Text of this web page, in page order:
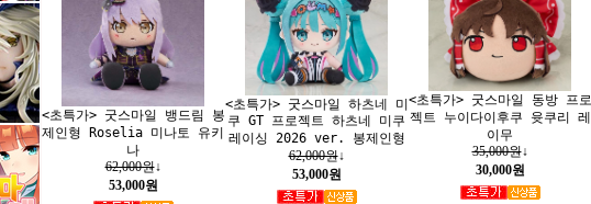
<초특가> 굿스마일 뱅드림 봉
제인형 Roselia 미나토 유키
나
62,000원↓
53,000원
<초특가> 굿스마일 하츠네 미
쿠 GT 프로젝트 하츠네 미쿠
레이싱 2026 ver. 봉제인형
62,000원↓
53,000원
<초특가> 굿스마일 동방 프로
젝트 누이다이후쿠 윳쿠리 레
이무
35,000원↓
30,000원